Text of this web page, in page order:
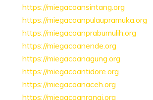
https://miegacoansintang.org
https://miegacoanpulaupramuka.org
https://miegacoanprabumulih.org
https://miegacoanende.org
https://miegacoanagung.org
https://miegacoantidore.org
https://miegacoanaceh.org
https://miegacoanranai.org